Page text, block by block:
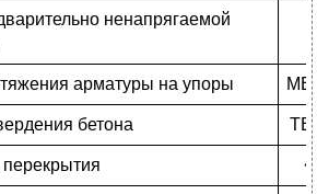
ненапрягаемой
арматуры на упоры
бетона